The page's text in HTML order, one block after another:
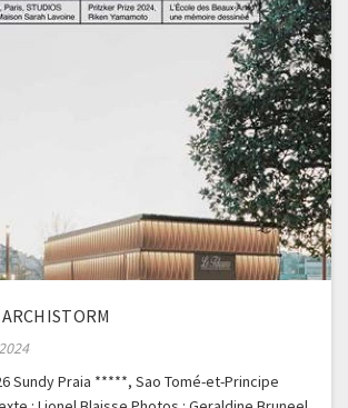
Sundy Praia *****, Sao Tomé-et-Principe